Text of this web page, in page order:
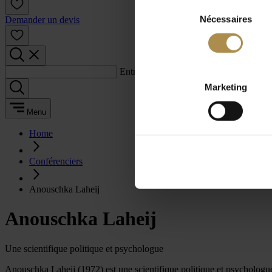
Nécessaires
Marketing
Demander un devis
Entrez un terme de recherche :
Menu
Home
Conférenciers
Anouschka Laheij
Anouschka Laheij
Une scientifique politique et psychologue
Anouschka Laheij (1972) est une scientifique politique et